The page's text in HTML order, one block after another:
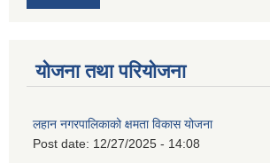
योजना तथा परियोजना
लहान नगरपालिकाको क्षमता विकास योजना
Post date: 12/27/2025 - 14:08